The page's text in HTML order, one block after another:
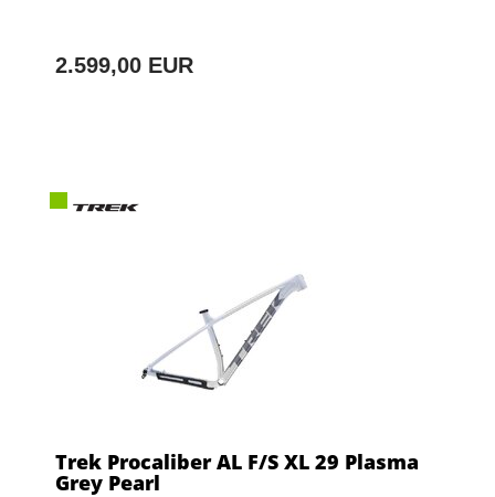
2.599,00 EUR
Trek Procaliber AL F/S XL 29 Plasma
Grey Pearl